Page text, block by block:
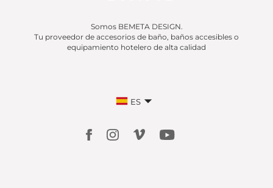
Somos BEMETA DESIGN.
Tu proveedor de accesorios de baño, baños accesibles o
equipamiento hotelero de alta calidad
ES